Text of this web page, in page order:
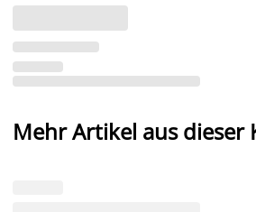
Mehr Artikel aus dieser